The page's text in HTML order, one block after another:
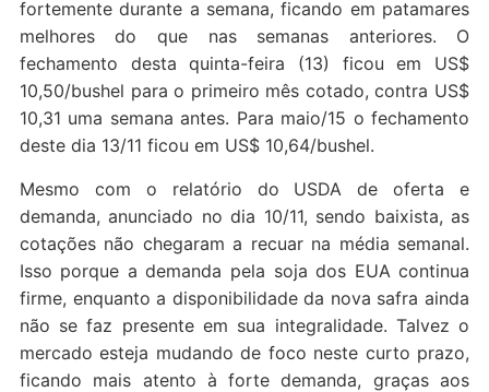
fortemente durante a semana, ficando em patamares
melhores do que nas semanas anteriores. O
fechamento desta quinta-feira (13) ficou em US$
10,50/bushel para o primeiro mês cotado, contra US$
10,31 uma semana antes. Para maio/15 o fechamento
deste dia 13/11 ficou em US$ 10,64/bushel.
Mesmo com o relatório do USDA de oferta e
demanda, anunciado no dia 10/11, sendo baixista, as
cotações não chegaram a recuar na média semanal.
Isso porque a demanda pela soja dos EUA continua
firme, enquanto a disponibilidade da nova safra ainda
não se faz presente em sua integralidade. Talvez o
mercado esteja mudando de foco neste curto prazo,
ficando mais atento à forte demanda, graças aos